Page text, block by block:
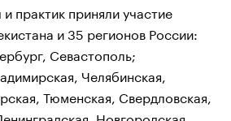
практик приняли участие
и 35 регионов России:
Севастополь;
Челябинская,
Тюменская, Свердловская,